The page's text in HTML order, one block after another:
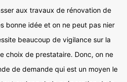
aux travaux de rénovation de
bonne idée et on ne peut pas nier
beaucoup de vigilance sur la
choix de prestataire. Donc, on ne
de demande qui est un moyen le